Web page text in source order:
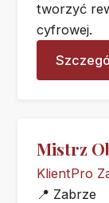
tworzyć
cyfrowej.
Mistrz
KlientPro
📍 Zabrze